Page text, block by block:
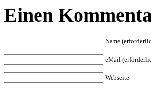
Einen
Name
eMail
Webseite